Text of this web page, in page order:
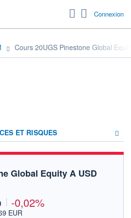
Connexion
Cours 20UGS Pinestone Global
ET RISQUES
FORUM
Global Equity A USD
-0,02%
EUR